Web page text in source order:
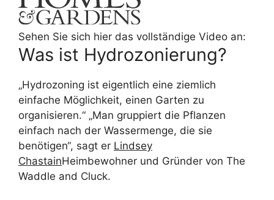
Sehen Sie sich hier das vollständige Video an:
Was ist Hydrozonierung?
„Hydrozoning ist eigentlich eine ziemlich
einfache Möglichkeit, einen Garten zu
organisieren.“ „Man gruppiert die Pflanzen
einfach nach der Wassermenge, die sie
benötigen“, sagt er Lindsey
ChastainHeimbewohner und Gründer von The
Waddle and Cluck.